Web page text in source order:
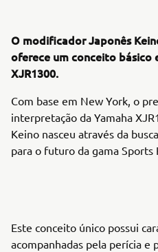
O modificador Japonês
oferece um conceito básico
XJR1300.
Com base em New York, o
interpretação da Yamaha
Keino nasceu através da
para o futuro da gama Sports
Este conceito único possui
acompanhadas pela perícia e